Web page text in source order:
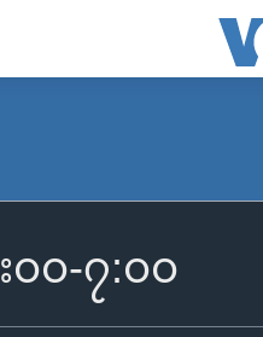
၀၀-၇:၀၀